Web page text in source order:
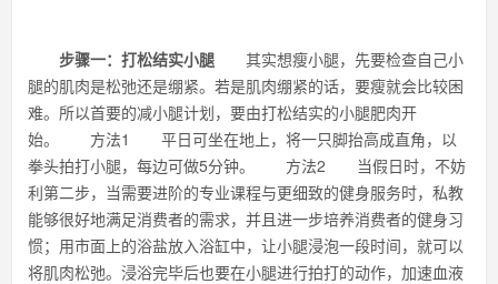
步骤一：打松结实小腿 其实想瘦小腿，先要检查自己小
腿的肌肉是松弛还是绷紧。若是肌肉绷紧的话，要瘦就会比较困
难。所以首要的减小腿计划，要由打松结实的小腿肥肉开
始。 方法1 平日可坐在地上，将一只脚抬高成直角，以
拳头拍打小腿，每边可做5分钟。 方法2 当假日时，不妨
利第二步，当需要进阶的专业课程与更细致的健身服务时，私教
能够很好地满足消费者的需求，并且进一步培养消费者的健身习
惯；用市面上的浴盐放入浴缸中，让小腿浸泡一段时间，就可以
将肌肉松弛。浸浴完毕后也要在小腿进行拍打的动作，加速血液